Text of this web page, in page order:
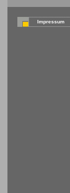
Impressum